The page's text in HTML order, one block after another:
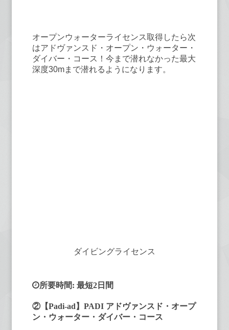
オープンウォーターライセンス取得したら次
はアドヴァンスド・オープン・ウォーター・
ダイバー・コース！今まで潜れなかった最大
深度30mまで潜れるようになります。
ダイビングライセンス
所要時間: 最短2日間
②【Padi-ad】PADI アドヴァンスド・オープ
ン・ウォーター・ダイバー・コース